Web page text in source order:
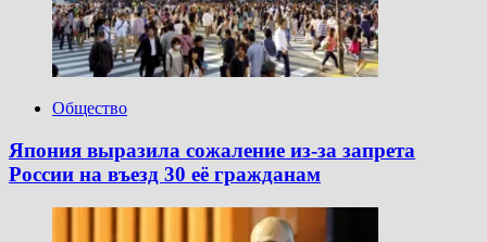
Общество
Япония выразила сожаление из-за запрета
России на въезд 30 её гражданам